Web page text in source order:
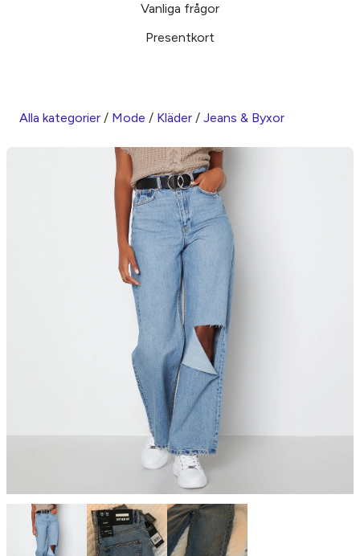
Vanliga frågor
Presentkort
Alla kategorier / Mode / Kläder / Jeans & Byxor